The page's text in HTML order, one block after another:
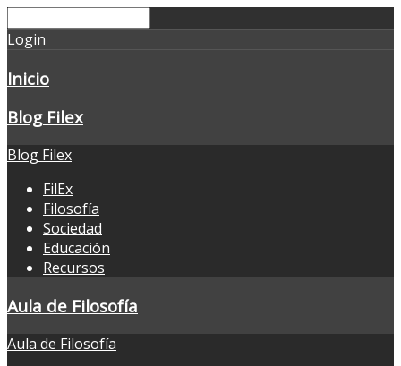
Login
Inicio
Blog Filex
Blog Filex
FilEx
Filosofía
Sociedad
Educación
Recursos
Aula de Filosofía
Aula de Filosofía